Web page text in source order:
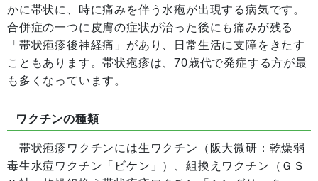
かに帯状に、時に痛みを伴う水疱が出現する病気です。
合併症の一つに皮膚の症状が治った後にも痛みが残る
「帯状疱疹後神経痛」があり、日常生活に支障をきたす
こともあります。帯状疱疹は、70歳代で発症する方が最
も多くなっています。
ワクチンの種類
帯状疱疹ワクチンには生ワクチン（阪大微研：乾燥弱
毒生水痘ワクチン「ビケン」）、組換えワクチン（ＧＳ